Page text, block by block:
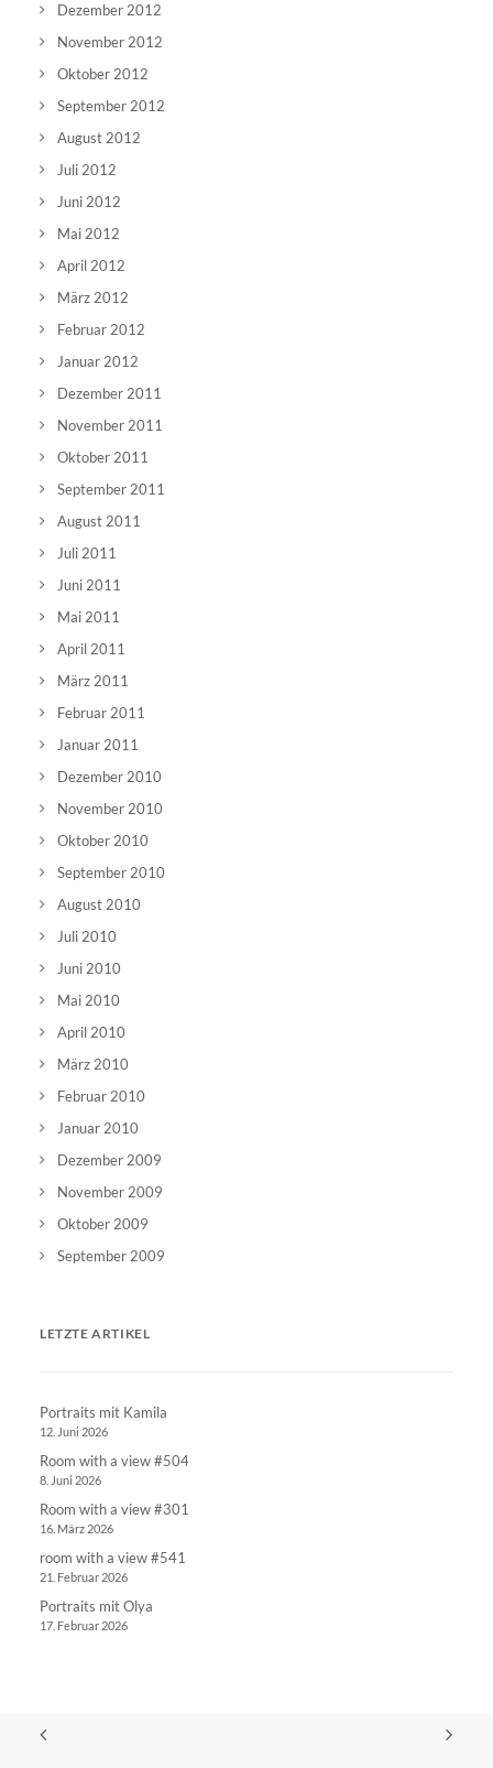
Dezember 2012
November 2012
Oktober 2012
September 2012
August 2012
Juli 2012
Juni 2012
Mai 2012
April 2012
März 2012
Februar 2012
Januar 2012
Dezember 2011
November 2011
Oktober 2011
September 2011
August 2011
Juli 2011
Juni 2011
Mai 2011
April 2011
März 2011
Februar 2011
Januar 2011
Dezember 2010
November 2010
Oktober 2010
September 2010
August 2010
Juli 2010
Juni 2010
Mai 2010
April 2010
März 2010
Februar 2010
Januar 2010
Dezember 2009
November 2009
Oktober 2009
September 2009
LETZTE ARTIKEL
Portraits mit Kamila
12. Juni 2026
Room with a view #504
8. Juni 2026
Room with a view #301
16. März 2026
room with a view #541
21. Februar 2026
Portraits mit Olya
17. Februar 2026